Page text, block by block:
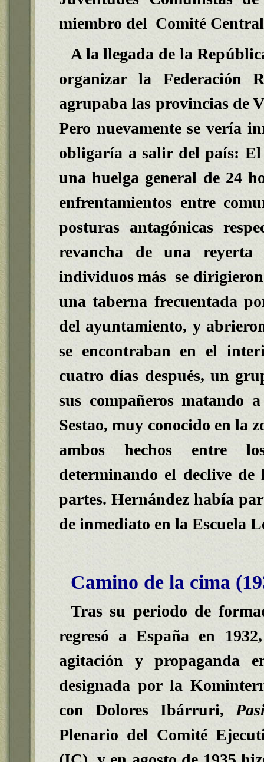
miembro del Comité
A la llegada de la
organizar la Federación
agrupaba las provincias de
Pero nuevamente se vería
obligaría a salir del país: El
una huelga general de 24
enfrentamientos entre
posturas antagónicas
revancha de una reyerta
individuos más se dirigieron
una taberna frecuentada
del ayuntamiento, y
se encontraban en el
cuatro días después, un
sus compañeros matando
Sestao, muy conocido en la
ambos hechos entre
determinando el declive de
partes. Hernández había
de inmediato en la Escuela
Camino de la cima
Tras su periodo de
regresó a España en
agitación y propaganda
designada por la
con Dolores Ibárruri,
Plenario del Comité